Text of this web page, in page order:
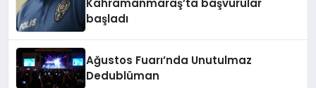
başladı
Ağustos Fuarı’nda Unutulmaz
Dedublüman